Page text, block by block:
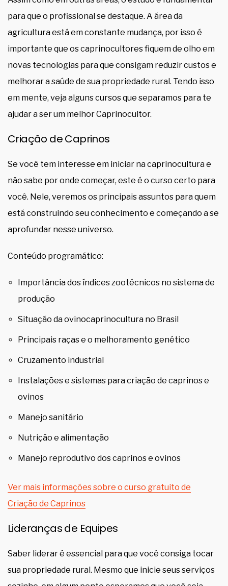
para que o profissional se destaque. A área da
agricultura está em constante mudança, por isso é
importante que os caprinocultores fiquem de olho em
novas tecnologias para que consigam reduzir custos e
melhorar a saúde de sua propriedade rural. Tendo isso
em mente, veja alguns cursos que separamos para te
ajudar a ser um melhor Caprinocultor.
Criação de Caprinos
Se você tem interesse em iniciar na caprinocultura e
não sabe por onde começar, este é o curso certo para
você. Nele, veremos os principais assuntos para quem
está construindo seu conhecimento e começando a se
aprofundar nesse universo.
Conteúdo programático:
Importância dos índices zootécnicos no sistema de
produção
Situação da ovinocaprinocultura no Brasil
Principais raças e o melhoramento genético
Cruzamento industrial
Instalações e sistemas para criação de caprinos e
ovinos
Manejo sanitário
Nutrição e alimentação
Manejo reprodutivo dos caprinos e ovinos
Ver mais informações sobre o curso gratuito de
Criação de Caprinos
Lideranças de Equipes
Saber liderar é essencial para que você consiga tocar
sua propriedade rural. Mesmo que inicie seus serviços